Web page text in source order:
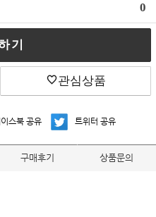
0
기
관심상품
스북 공유 트위터 공유
구매후기 상품문의